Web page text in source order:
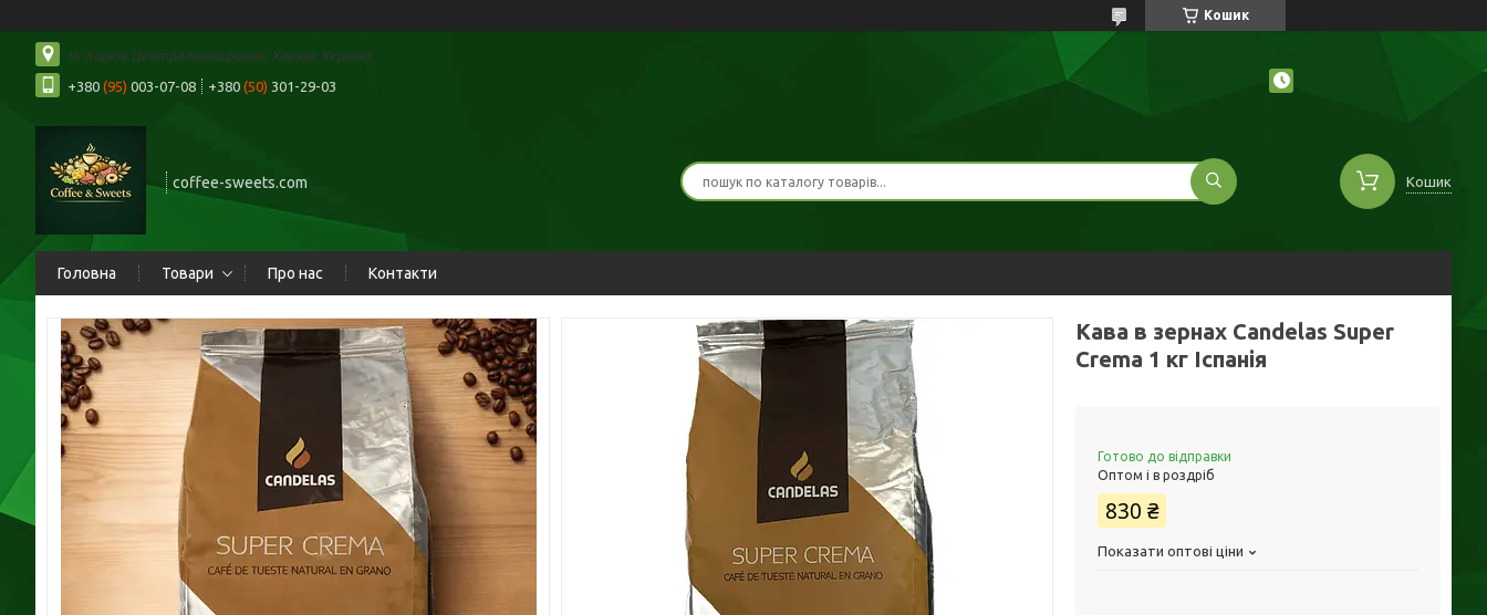
Кошик
м. Харків Центральний ринок, Харків, Україна
+380 (95) 003-07-08 +380 (50) 301-29-03
coffee-sweets.com Кошик
Головна Товари Про нас Контакти
Кава в зернах Candelas Super
Crema 1 кг Іспанія
Готово до відправки
Оптом і в роздріб
830 ₴
Показати оптові ціни